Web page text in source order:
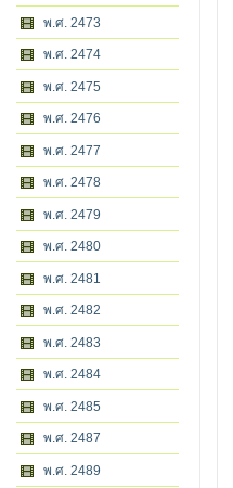
พ.ศ. 2473
พ.ศ. 2474
พ.ศ. 2475
พ.ศ. 2476
พ.ศ. 2477
พ.ศ. 2478
พ.ศ. 2479
พ.ศ. 2480
พ.ศ. 2481
พ.ศ. 2482
พ.ศ. 2483
พ.ศ. 2484
พ.ศ. 2485
พ.ศ. 2487
พ.ศ. 2489